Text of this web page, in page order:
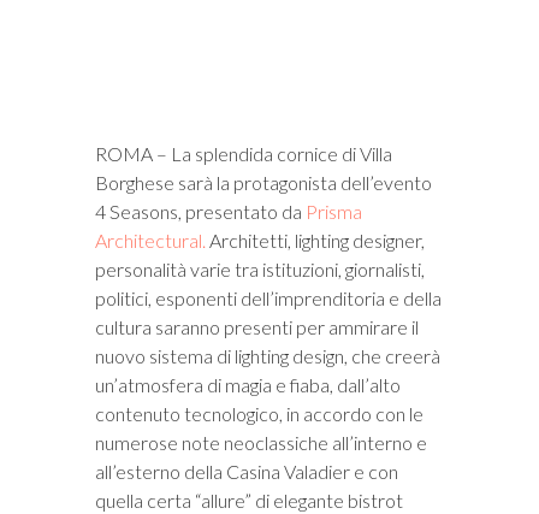
ROMA – La splendida cornice di Villa
Borghese sarà la protagonista dell’evento
4 Seasons, presentato da Prisma
Architectural. Architetti, lighting designer,
personalità varie tra istituzioni, giornalisti,
politici, esponenti dell’imprenditoria e della
cultura saranno presenti per ammirare il
nuovo sistema di lighting design, che creerà
un’atmosfera di magia e fiaba, dall’alto
contenuto tecnologico, in accordo con le
numerose note neoclassiche all’interno e
all’esterno della Casina Valadier e con
quella certa “allure” di elegante bistrot